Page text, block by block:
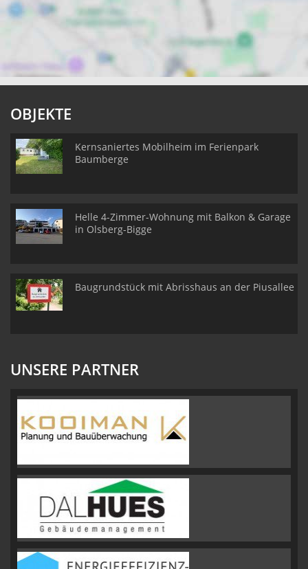
OBJEKTE
Kernsaniertes Mobilheim im Ferienpark
Baumberge
Helle 4-Zimmer-Wohnung mit Balkon & Garage
in Olsberg-Bigge
Baugrundstück mit Abrisshaus an der Piusallee
UNSERE PARTNER